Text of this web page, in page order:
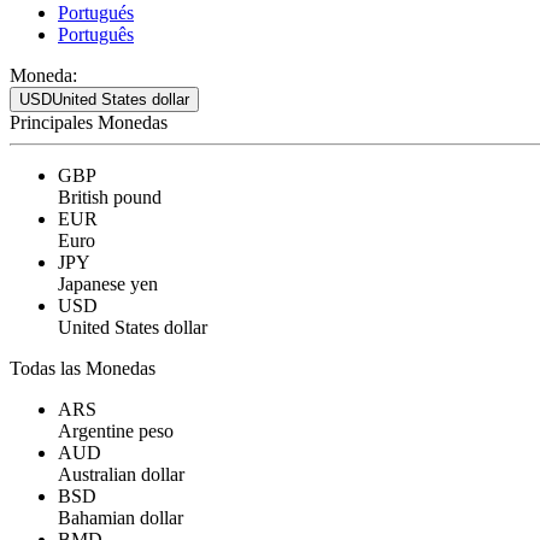
Portugués
Português
Moneda:
USDUnited States dollar
Principales Monedas
GBP
British pound
EUR
Euro
JPY
Japanese yen
USD
United States dollar
Todas las Monedas
ARS
Argentine peso
AUD
Australian dollar
BSD
Bahamian dollar